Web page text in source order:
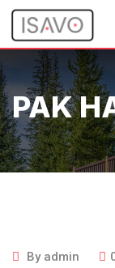
Skip
content
PAK
By admin